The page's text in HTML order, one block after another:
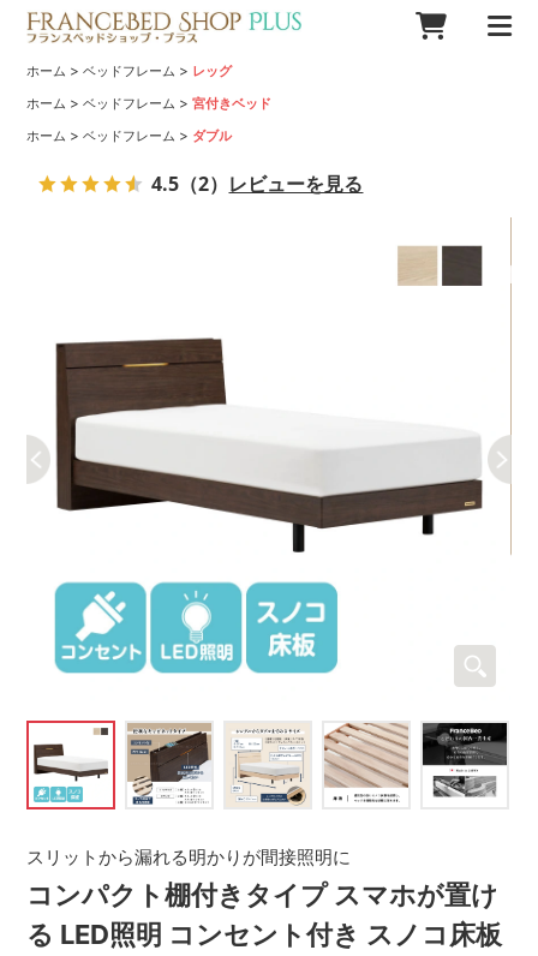
ホーム >ベッドフレーム > レッグ
ホーム >ベッドフレーム >宮付きベッド
ホーム >ベッドフレーム > ダブル
コンパクト棚付きタイプ スマホが置け
る LED照明 コンセント付き スノコ床板
スリットから漏れる明かりが間接照明に
4.5 （2） レビューを見る